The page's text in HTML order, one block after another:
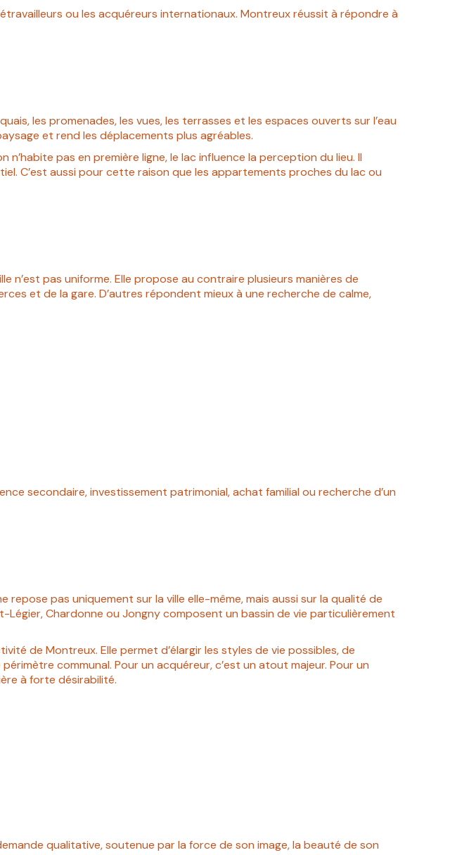
ou les acquéreurs internationaux. Montreux réussit à répondre à
les promenades, les vues, les terrasses et les espaces ouverts sur l’eau
et rend les déplacements plus agréables.
pas en première ligne, le lac influence la perception du lieu. Il
C’est aussi pour cette raison que les appartements proches du lac ou
n’est pas uniforme. Elle propose au contraire plusieurs manières de
et de la gare. D’autres répondent mieux à une recherche de calme,
secondaire, investissement patrimonial, achat familial ou recherche d’un
pas uniquement sur la ville elle-même, mais aussi sur la qualité de
Légier, Chardonne ou Jongny composent un bassin de vie particulièrement
de Montreux. Elle permet d’élargir les styles de vie possibles, de
communal. Pour un acquéreur, c’est un atout majeur. Pour un
à forte désirabilité.
qualitative, soutenue par la force de son image, la beauté de son